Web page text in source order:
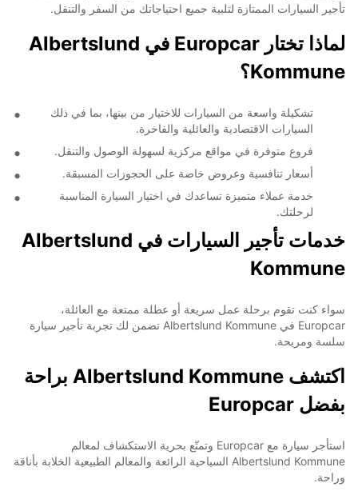
تأجير السيارات الممتازة لتلبية جميع احتياجاتك من السفر والتنقل.
لماذا تختار Europcar في Albertslund
Kommune؟
تشكيلة واسعة من السيارات للاختيار من بينها، بما في ذلك
السيارات الاقتصادية والعائلية والفاخرة.
فروع متوفرة في مواقع مركزية لسهولة الوصول والتنقل.
أسعار تنافسية وعروض خاصة على الحجوزات المسبقة.
خدمة عملاء متميزة تساعدك في اختيار السيارة المناسبة
لرحلتك.
خدمات تأجير السيارات في Albertslund
Kommune
سواء كنت تقوم برحلة عمل سريعة أو عطلة ممتعة مع العائلة،
Europcar في Albertslund Kommune تضمن لك تجربة تأجير سيارة
سلسة ومريحة.
اكتشف Albertslund Kommune براحة
بفضل Europcar
استأجر سيارة مع Europcar وتمتّع بحرية الاستكشاف لمعالم
Albertslund Kommune السياحية الرائعة والمعالم الطبيعية الخلابة بأناقة
وراحة.